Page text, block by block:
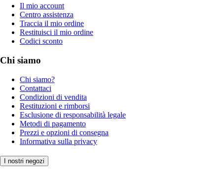
Il mio account
Centro assistenza
Traccia il mio ordine
Restituisci il mio ordine
Codici sconto
Chi siamo
Chi siamo?
Contattaci
Condizioni di vendita
Restituzioni e rimborsi
Esclusione di responsabilità legale
Metodi di pagamento
Prezzi e opzioni di consegna
Informativa sulla privacy
I nostri negozi